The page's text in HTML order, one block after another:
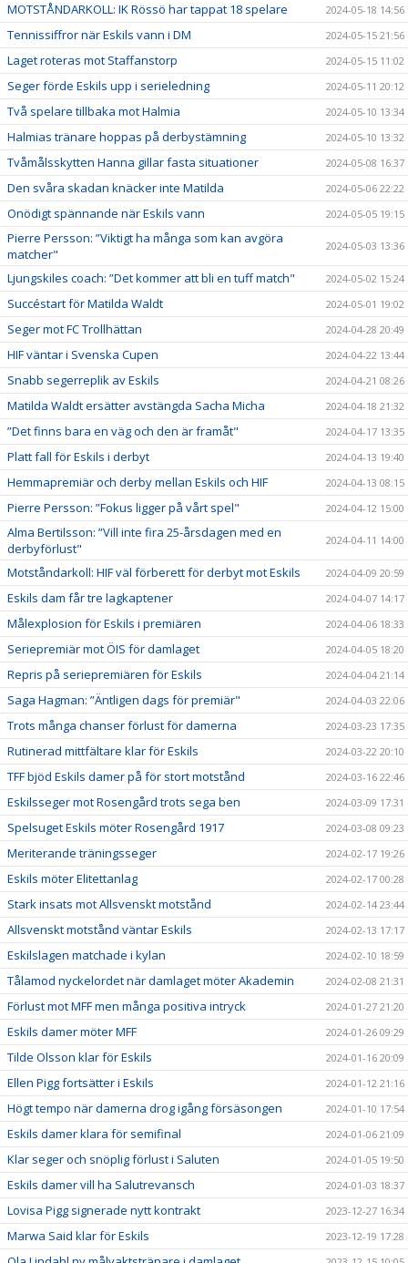
MOTSTÅNDARKOLL: IK Rössö har tappat 18 spelare 2024-05-18 14:56
Tennissiffror när Eskils vann i DM 2024-05-15 21:56
Laget roteras mot Staffanstorp 2024-05-15 11:02
Seger förde Eskils upp i serieledning 2024-05-11 20:12
Två spelare tillbaka mot Halmia 2024-05-10 13:34
Halmias tränare hoppas på derbystämning 2024-05-10 13:32
Tvåmålsskytten Hanna gillar fasta situationer 2024-05-08 16:37
Den svåra skadan knäcker inte Matilda 2024-05-06 22:22
Onödigt spännande när Eskils vann 2024-05-05 19:15
Pierre Persson: ”Viktigt ha många som kan avgöra
matcher"
2024-05-03 13:36
Ljungskiles coach: ”Det kommer att bli en tuff match" 2024-05-02 15:24
Succéstart för Matilda Waldt 2024-05-01 19:02
Seger mot FC Trollhättan 2024-04-28 20:49
HIF väntar i Svenska Cupen 2024-04-22 13:44
Snabb segerreplik av Eskils 2024-04-21 08:26
Matilda Waldt ersätter avstängda Sacha Micha 2024-04-18 21:32
”Det finns bara en väg och den är framåt" 2024-04-17 13:35
Platt fall för Eskils i derbyt 2024-04-13 19:40
Hemmapremiär och derby mellan Eskils och HIF 2024-04-13 08:15
Pierre Persson: ”Fokus ligger på vårt spel" 2024-04-12 15:00
Alma Bertilsson: ”Vill inte fira 25-årsdagen med en
derbyförlust"
2024-04-11 14:00
Motståndarkoll: HIF väl förberett för derbyt mot Eskils 2024-04-09 20:59
Eskils dam får tre lagkaptener 2024-04-07 14:17
Målexplosion för Eskils i premiären 2024-04-06 18:33
Seriepremiär mot ÖIS för damlaget 2024-04-05 18:20
Repris på seriepremiären för Eskils 2024-04-04 21:14
Saga Hagman: ”Äntligen dags för premiär" 2024-04-03 22:06
Trots många chanser förlust för damerna 2024-03-23 17:35
Rutinerad mittfältare klar för Eskils 2024-03-22 20:10
TFF bjöd Eskils damer på för stort motstånd 2024-03-16 22:46
Eskilsseger mot Rosengård trots sega ben 2024-03-09 17:31
Spelsuget Eskils möter Rosengård 1917 2024-03-08 09:23
Meriterande träningsseger 2024-02-17 19:26
Eskils möter Elitettanlag 2024-02-17 00:28
Stark insats mot Allsvenskt motstånd 2024-02-14 23:44
Allsvenskt motstånd väntar Eskils 2024-02-13 17:17
Eskilslagen matchade i kylan 2024-02-10 18:59
Tålamod nyckelordet när damlaget möter Akademin 2024-02-08 21:31
Förlust mot MFF men många positiva intryck 2024-01-27 21:20
Eskils damer möter MFF 2024-01-26 09:29
Tilde Olsson klar för Eskils 2024-01-16 20:09
Ellen Pigg fortsätter i Eskils 2024-01-12 21:16
Högt tempo när damerna drog igång försäsongen 2024-01-10 17:54
Eskils damer klara för semifinal 2024-01-06 21:09
Klar seger och snöplig förlust i Saluten 2024-01-05 19:50
Eskils damer vill ha Salutrevansch 2024-01-03 18:37
Lovisa Pigg signerade nytt kontrakt 2023-12-27 16:34
Marwa Said klar för Eskils 2023-12-19 17:28